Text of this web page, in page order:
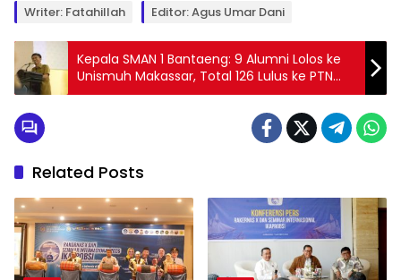
Writer: Fatahillah Editor: Agus Umar Dani
Kepala SMAN 1 Bantaeng: 9 Alumni Lolos ke
Unismuh Makassar, Total 126 Lulus ke PTN
dan PTS
Related Posts